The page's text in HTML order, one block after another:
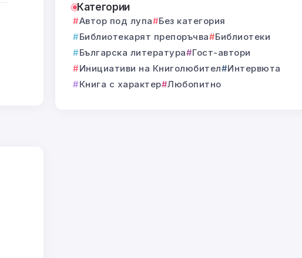
Категории
Автор под лупа
Без категория
Библиотекарят препоръчва
Библиотеки
Българска литература
Гост-автори
Инициативи на Книголюбител
Интервюта
Книга с характер Любопитно